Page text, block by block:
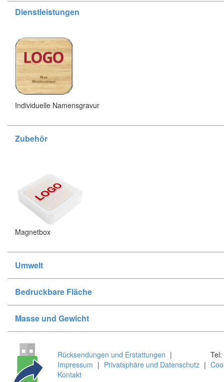
Dienstleistungen
Individuelle Namensgravur
Zubehör
Magnetbox
Umwelt
Bedruckbare Fläche
Masse und Gewicht
Tel:
Rücksendungen und Erstattungen |
Impressum | Privatsphäre und Datenschutz |
Kontakt